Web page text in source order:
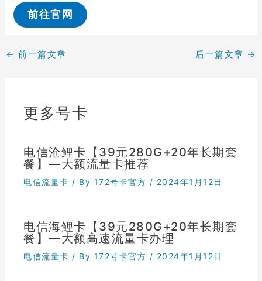
前往官网
← 前一篇文章 后一篇文章 →
更多号卡
电信沧鲤卡【39元280G+20年长期套
餐】—大额流量卡推荐
电信流量卡 / By 172号卡官方 / 2024年1月12日
电信海鲤卡【39元280G+20年长期套
餐】—大额高速流量卡办理
电信流量卡 / By 172号卡官方 / 2024年1月12日